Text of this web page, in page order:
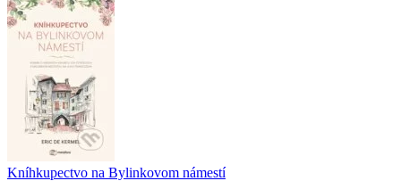
Kníhkupectvo na Bylinkovom námestí